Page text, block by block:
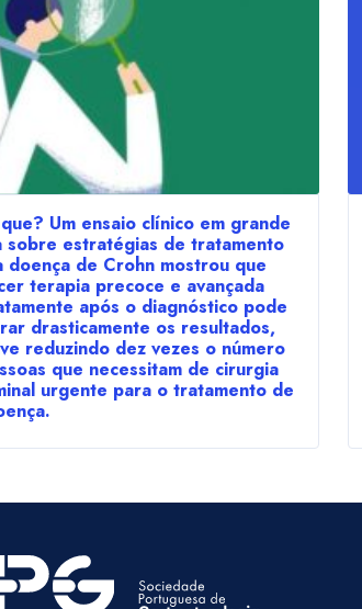
Um ensaio clínico em grande
sobre estratégias de tratamento
doença de Crohn mostrou que
terapia precoce e avançada
após o diagnóstico pode
drasticamente os resultados,
reduzindo dez vezes o número
que necessitam de cirurgia
urgente para o tratamento de